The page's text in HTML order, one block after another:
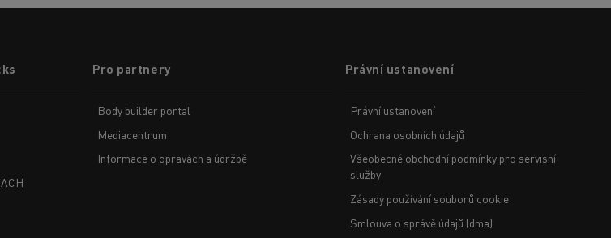
Pro partnery
Body builder portal
Mediacentrum
Informace o opravách a údržbě
Právní ustanovení
Právní ustanovení
Ochrana osobních údajů
Všeobecné obchodní podmínky pro servisní
služby
Zásady používání souborů cookie
Smlouva o správě údajů (dma)